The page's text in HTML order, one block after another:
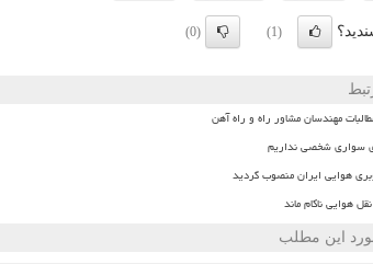
(1)
(0)
سواری شخصی نداریم
هوایی ایران منصوب گردید
هوایی ناکام ماند
این مطلب